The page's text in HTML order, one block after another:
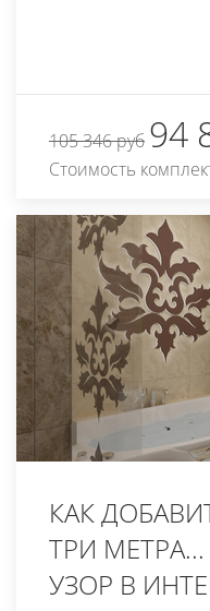
105 346 руб 94
Стоимость
КАК
ТРИ
УЗОР В